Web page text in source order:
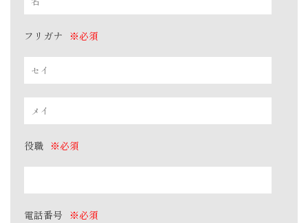
フリガナ ※必須
役職 ※必須
電話番号 ※必須